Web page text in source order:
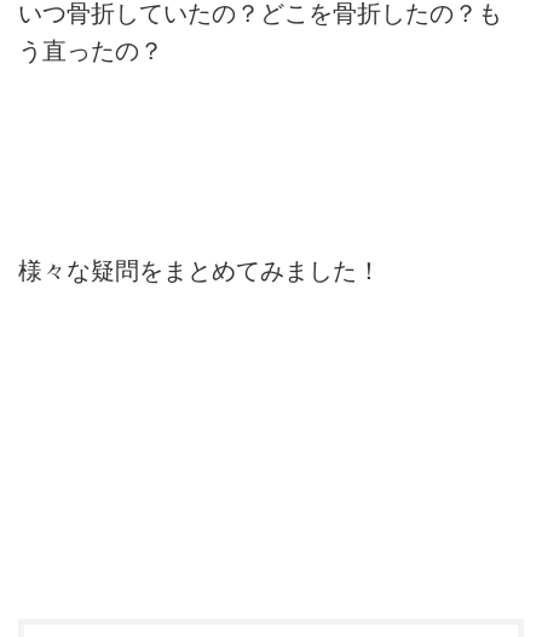
いつ骨折していたの？どこを骨折したの？も
う直ったの？
様々な疑問をまとめてみました！